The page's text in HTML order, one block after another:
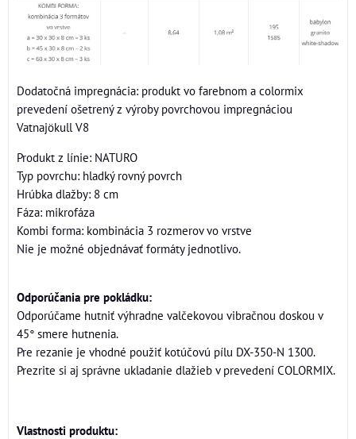
Dodatočná impregnácia: produkt vo farebnom a colormix
prevedení ošetrený z výroby povrchovou impregnáciou
Vatnajökull V8
Produkt z línie: NATURO
Typ povrchu: hladký rovný povrch
Hrúbka dlažby: 8 cm
Fáza: mikrofáza
Kombi forma: kombinácia 3 rozmerov vo vrstve
Nie je možné objednávať formáty jednotlivo.
Odporúčania pre pokládku:
Odporúčame hutniť výhradne valčekovou vibračnou doskou v
45° smere hutnenia.
Pre rezanie je vhodné použiť kotúčovú pílu DX-350-N 1300.
Prezrite si aj správne ukladanie dlažieb v prevedení COLORMIX.
Vlastnosti produktu: